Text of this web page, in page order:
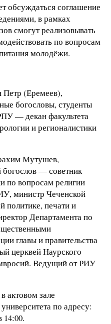
обсуждаться соглашение
в рамках
смогут реализовывать
по вопросам
молодёжи.
(Еремеев),
богословы, студенты
— декан факультета
и регионалистики
Мутушев,
— советник
по вопросам религии
министр Чеченской
политике, печати и
Департамента по
главы и правительства
церквей Наурского
Ведущий от РИУ
актовом зале
по адресу:
14:00.